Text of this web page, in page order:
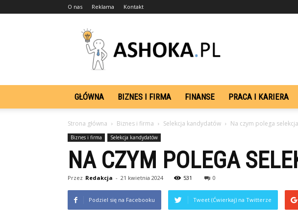
O nas Reklama Kontakt
Ashoka.pl
GŁÓWNA BIZNES I FIRMA FINANSE PRACA I KARIERA
Strona główna Biznes i firma Selekcja kandydatów Na czym polega
Biznes i firma Selekcja kandydatów
NA CZYM POLEGA
Przez Redakcja - 21 kwietnia 2024 531 0
Podziel się na Facebooku Tweet (Ćwierkaj) na Twitterze